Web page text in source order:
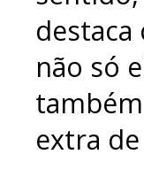
não só
extra